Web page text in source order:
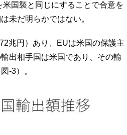
国製と同じにすることで合意を
未だ明らかではない。
兆円）あり、EUは米国の保護主
出相手国は米国であり、その輸
-3）。